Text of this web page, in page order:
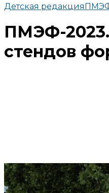
Детская редакция
ПМЭФ-
стендов
Поделиться